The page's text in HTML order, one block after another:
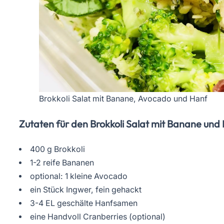
Brokkoli Salat mit Banane, Avocado und Hanf
Zutaten für den Brokkoli Salat mit Banane und
400 g Brokkoli
1-2 reife Bananen
optional: 1 kleine Avocado
ein Stück Ingwer, fein gehackt
3-4 EL geschälte Hanfsamen
eine Handvoll Cranberries (optional)